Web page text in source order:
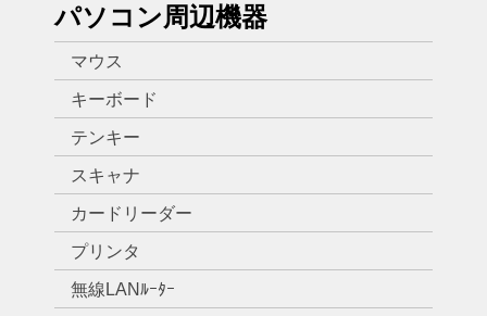
パソコン周辺機器
マウス
キーボード
テンキー
スキャナ
カードリーダー
プリンタ
無線LANﾙｰﾀｰ